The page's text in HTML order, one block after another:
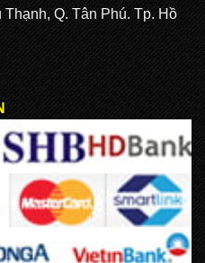
Thạnh, Q. Tân Phú. Tp. Hồ